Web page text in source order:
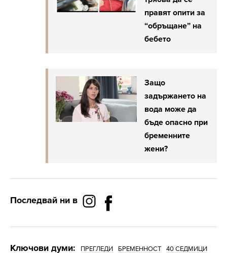
правят опити за
“обръщане” на
бебето
Защо
задържането на
вода може да
бъде опасно при
бременните
жени?
Последвай ни в
Ключови думи: ПРЕГЛЕДИ БРЕМЕННОСТ
40 СЕДМИЦИ